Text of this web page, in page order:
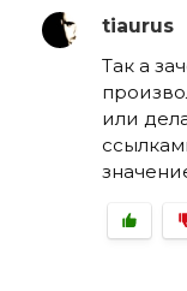
tiaurus
Так а
или